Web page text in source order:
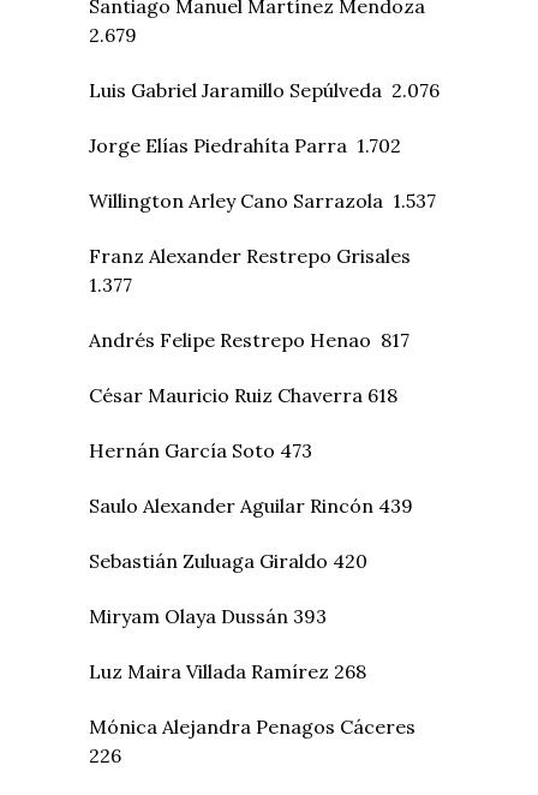
Santiago Manuel Martínez Mendoza
2.679
Luis Gabriel Jaramillo Sepúlveda 2.076
Jorge Elías Piedrahíta Parra 1.702
Willington Arley Cano Sarrazola 1.537
Franz Alexander Restrepo Grisales
1.377
Andrés Felipe Restrepo Henao 817
César Mauricio Ruiz Chaverra 618
Hernán García Soto 473
Saulo Alexander Aguilar Rincón 439
Sebastián Zuluaga Giraldo 420
Miryam Olaya Dussán 393
Luz Maira Villada Ramírez 268
Mónica Alejandra Penagos Cáceres
226